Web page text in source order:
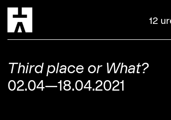
12
Third place or What?
02.04—18.04.2021